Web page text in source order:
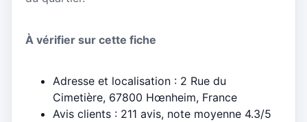
À vérifier sur cette fiche
Adresse et localisation : 2 Rue du
Cimetière, 67800 Hœnheim, France
Avis clients : 211 avis, note moyenne 4.3/5